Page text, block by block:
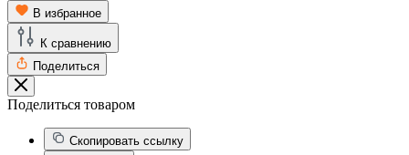
В избранное
К сравнению
Поделиться
Поделиться товаром
Скопировать ссылку